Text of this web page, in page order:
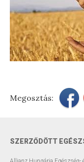
Modern ultrahang
Távkonzultáció
Rendelési díjak
Rólam
Megosztás:
SZERZŐDÖTT